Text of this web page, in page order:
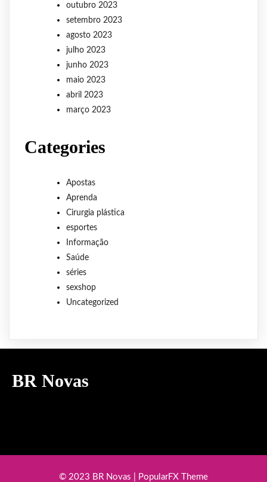
outubro 2023
setembro 2023
agosto 2023
julho 2023
junho 2023
maio 2023
abril 2023
março 2023
Categories
Apostas
Aprenda
Cirurgia plástica
esportes
Informação
Saúde
séries
sexshop
Uncategorized
BR Novas
© 2023 BR Novas | PopularFX Theme